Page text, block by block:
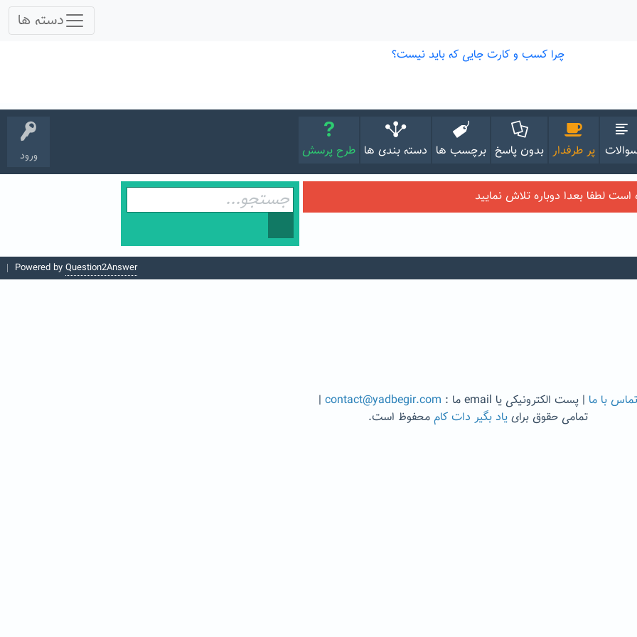
ورود پر طرفدار بدون پاسخ برچسب ها دسته بندی ها طرح پرسش
لطفا بعدا دوباره تلاش نمایید
Powered by Question2Answer
تماس با ما | پست الکترونیکی یا email ما : contact@yadbegir.com
|
تمامی حقوق براییاد بگیر دات کام محفوظ است.